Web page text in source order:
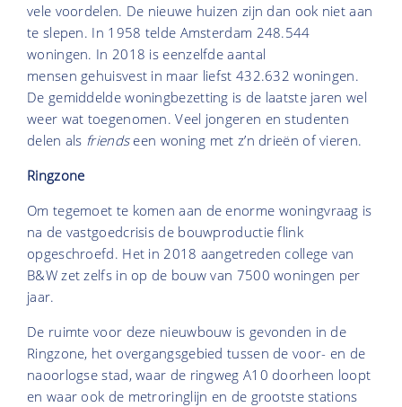
vele voordelen. De nieuwe huizen zijn dan ook niet aan
te slepen. In 1958 telde Amsterdam 248.544
woningen. In 2018 is eenzelfde aantal
mensen gehuisvest in maar liefst 432.632 woningen.
De gemiddelde woningbezetting is de laatste jaren wel
weer wat toegenomen. Veel jongeren en studenten
delen als friends een woning met z’n drieën of vieren.
Ringzone
Om tegemoet te komen aan de enorme woningvraag is
na de vastgoedcrisis de bouwproductie flink
opgeschroefd. Het in 2018 aangetreden college van
B&W zet zelfs in op de bouw van 7500 woningen per
jaar.
De ruimte voor deze nieuwbouw is gevonden in de
Ringzone, het overgangsgebied tussen de voor- en de
naoorlogse stad, waar de ringweg A10 doorheen loopt
en waar ook de metroringlijn en de grootste stations